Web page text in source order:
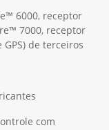
6000, receptor
7000, receptor
de terceiros
com